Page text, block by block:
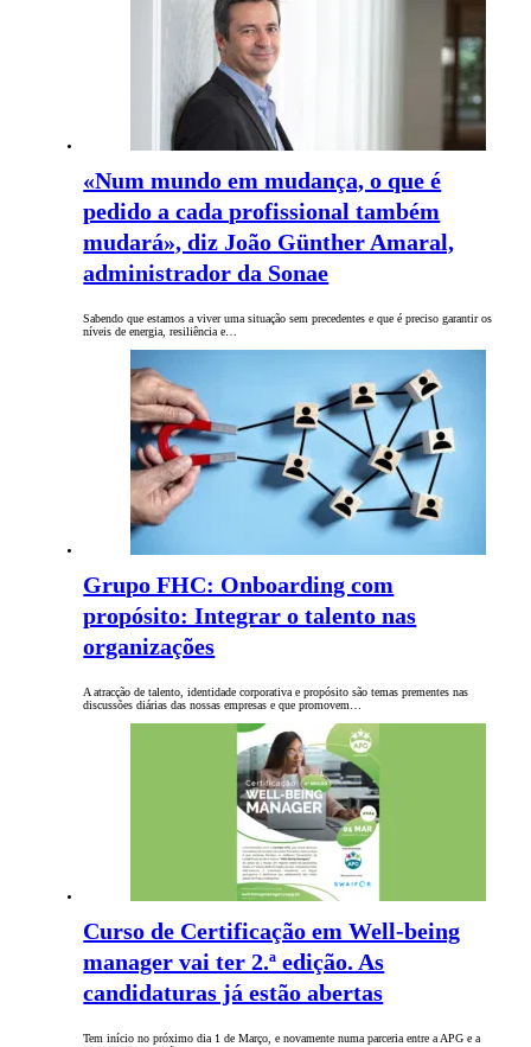
«Num mundo em mudança, o que é
pedido a cada profissional também
mudará», diz João Günther Amaral,
administrador da Sonae
Sabendo que estamos a viver uma situação sem precedentes e que é preciso garantir os
níveis de energia, resiliência e…
Grupo FHC: Onboarding com
propósito: Integrar o talento nas
organizações
A atracção de talento, identidade corporativa e propósito são temas prementes nas
discussões diárias das nossas empresas e que promovem…
Curso de Certificação em Well-being
manager vai ter 2.ª edição. As
candidaturas já estão abertas
Tem início no próximo dia 1 de Março, e novamente numa parceria entre a APG e a